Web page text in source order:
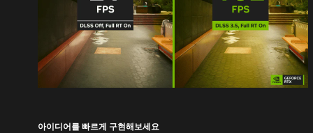
메모리
메모리 슬롯
아이디어를 빠르게 구현해보세요